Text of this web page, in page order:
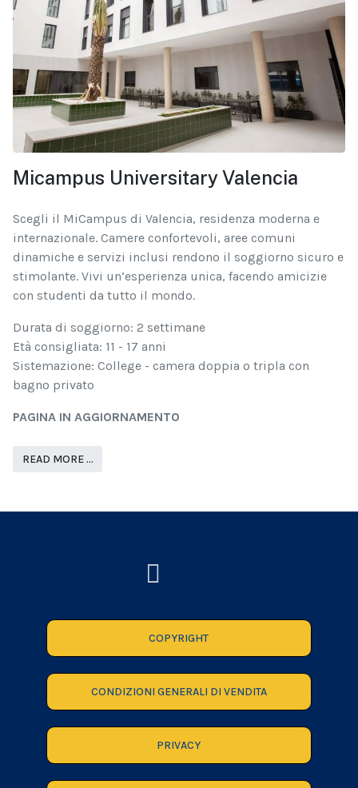
Micampus Universitary Valencia
Scegli il MiCampus di Valencia, residenza moderna e
internazionale. Camere confortevoli, aree comuni
dinamiche e servizi inclusi rendono il soggiorno sicuro e
stimolante. Vivi un’esperienza unica, facendo amicizie
con studenti da tutto il mondo.
Durata di soggiorno: 2 settimane
Età consigliata: 11 - 17 anni
Sistemazione: College - camera doppia o tripla con
bagno privato
PAGINA IN AGGIORNAMENTO
READ MORE …
COPYRIGHT
CONDIZIONI GENERALI DI VENDITA
PRIVACY